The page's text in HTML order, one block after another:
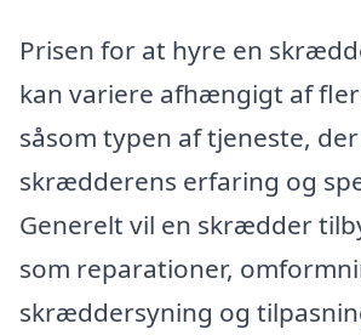
Prisen for at hyre en
kan variere afhængigt af
såsom typen af tjeneste,
skrædderens erfaring og
Generelt vil en skrædder
som reparationer,
skræddersyning og